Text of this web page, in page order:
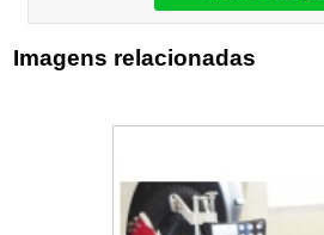
Imagens relacionadas